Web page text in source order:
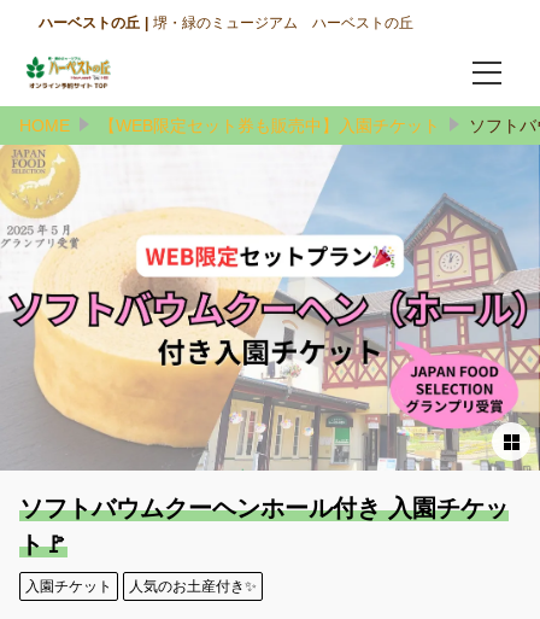
ハーベストの丘 堺・緑のミュージアム ハーベストの丘
おとりよせ館
公式ホームページ
ログイン/予約確認
言語
日本語
English
HOME 【WEB限定セット券も販売中】入園チケット ソフト
ソフトバウムクーヘンホール付き 入園チケッ
ト🚩
入園チケット 人気のお土産付き✨